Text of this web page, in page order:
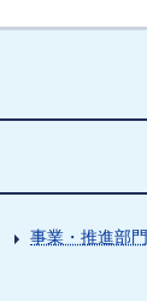
事業・推進部門